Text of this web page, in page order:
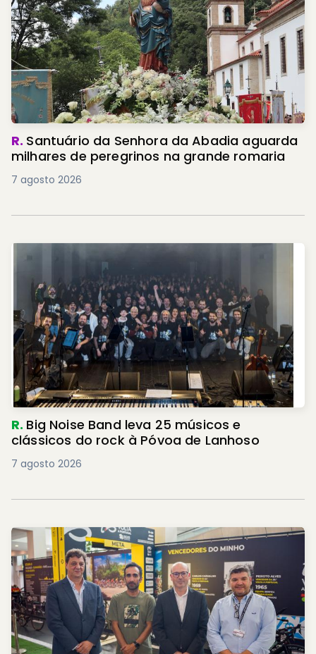
R. Santuário da Senhora da Abadia aguarda
milhares de peregrinos na grande romaria
7 agosto 2026
R. Big Noise Band leva 25 músicos e
clássicos do rock à Póvoa de Lanhoso
7 agosto 2026